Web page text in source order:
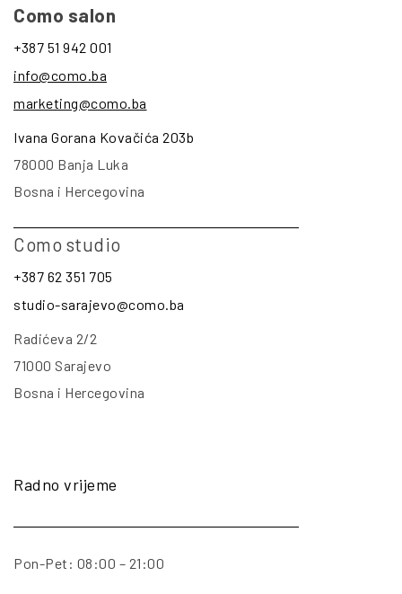
Como salon
+387 51 942 001
info@como.ba
marketing@como.ba
Ivana Gorana Kovačića 203b
78000 Banja Luka
Bosna i Hercegovina
Como studio
+387 62 351 705
studio-sarajevo@como.ba
Radićeva 2/2
71000 Sarajevo
Bosna i Hercegovina
Radno vrijeme
Pon-Pet: 08:00 – 21:00